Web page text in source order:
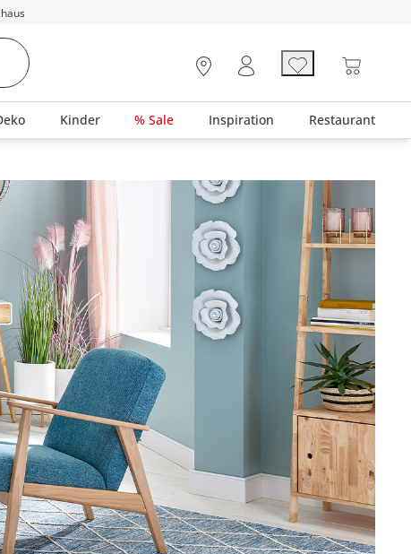
Kinder % Sale Inspiration Restaurant